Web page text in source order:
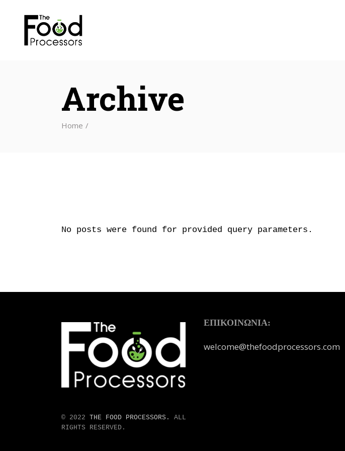
Archive
Home
No posts were found for provided query parameters.
© 2022 THE FOOD PROCESSORS.
ALL
RIGHTS RESERVED.
ΕΠΙΚΟΙΝΩΝΙΑ:
welcome@thefoodprocessors.com